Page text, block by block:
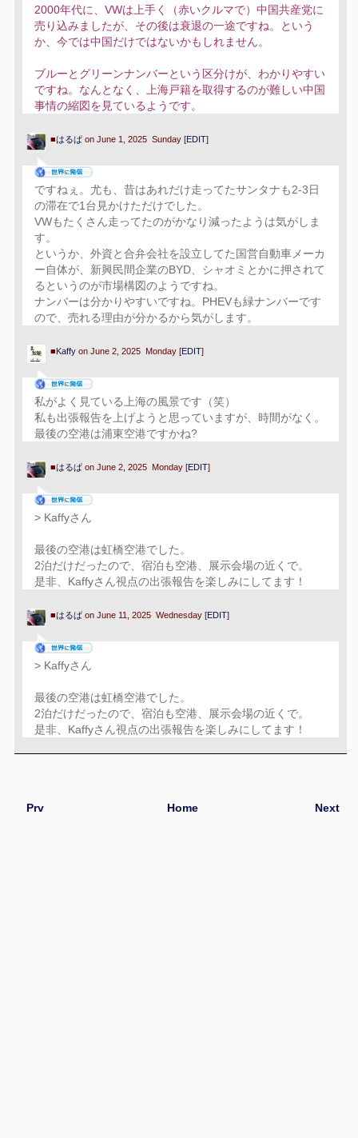
2000年代に、VWは上手く（赤いクルマで）中国共産党に
売り込みましたが、その後は衰退の一途ですね。という
か、今では中国だけではないかもしれません。
ブルーとグリーンナンバーという区分けが、わかりやすい
ですね。なんとなく、上海戸籍を取得するのが難しい中国
事情の縮図を見ているようです。
■はるぱon June 1, 2025 Sunday [EDIT]
ですねぇ。尤も、昔はあれだけ走ってたサンタナも2-3日
の滞在で1台見かけただけでした。
VWもたくさん走ってたのがかなり減ったようは気がしま
す。
というか、外資と合弁会社を設立してた国営自動車メーカ
ー自体が、新興民間企業のBYD、シャオミとかに押されて
るというのが市場構図のようですね。
ナンバーは分かりやすいですね。PHEVも緑ナンバーです
ので、売れる理由が分かるから気がします。
■Kaffyon June 2, 2025 Monday [EDIT]
私がよく見ている上海の風景です（笑）
私も出張報告を上げようと思っていますが、時間がなく。
最後の空港は浦東空港ですかね?
■はるぱon June 2, 2025 Monday [EDIT]
> Kaffyさん
最後の空港は虹橋空港でした。
2泊だけだったので、宿泊も空港、展示会場の近くで。
是非、Kaffyさん視点の出張報告を楽しみにしてます！
■はるぱon June 11, 2025 Wednesday [EDIT]
> Kaffyさん
最後の空港は虹橋空港でした。
2泊だけだったので、宿泊も空港、展示会場の近くで。
是非、Kaffyさん視点の出張報告を楽しみにしてます！
Prv Next
Home